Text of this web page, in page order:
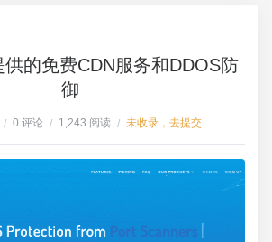
供的免费CDN服务和DDOS防
御
/ 0 评论 / 1,243 阅读 / 未收录，去提交